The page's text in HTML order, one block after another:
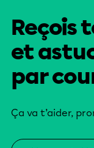
Reçois
et
par
Ça va t’aider,